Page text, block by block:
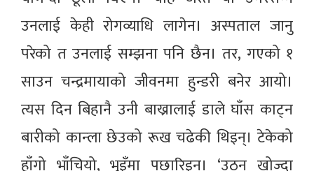
उनलाई केही रोगव्याधि लागेन। अस्पताल जानु
परेको त उनलाई सम्झना पनि छैन। तर, गएको १
साउन चन्द्रमायाको जीवनमा हुन्डरी बनेर आयो।
त्यस दिन बिहानै उनी बाख्रालाई डाले घाँस काट्न
बारीको कान्ला छेउको रूख चढेकी थिइन्। टेकेको
हाँगो भाँचियो, भुइँमा पछारिइन्। ‘उठ्न खोज्दा